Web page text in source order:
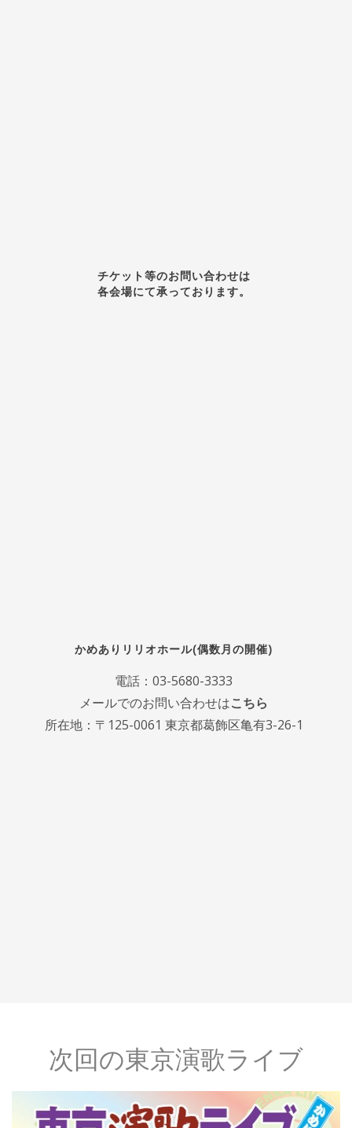
チケット等のお問い合わせは
各会場にて承っております。
かめありリリオホール(偶数月の開催)
電話：03-5680-3333
メールでのお問い合わせはこちら
所在地：〒125-0061 東京都葛飾区亀有3-26-1
次回の東京演歌ライブ